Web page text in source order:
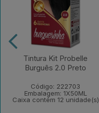
Tintura Kit Probelle
Burguês 2.0 Preto
Código: 222703
Embalagem: 1X50ML
Caixa contém 12 unidade(s)